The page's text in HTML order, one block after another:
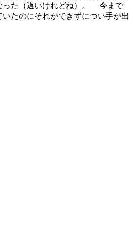
った（遅いけれどね）。 今まで
たのにそれができずについ手が出